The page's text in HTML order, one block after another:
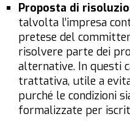
Proposta di
talvolta l’impresa
pretese del
risolvere parte dei
alternative. In questi
trattativa, utile a
purché le condizioni
formalizzate per